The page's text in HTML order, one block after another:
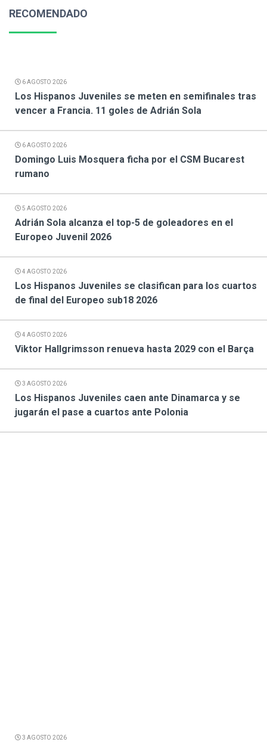
RECOMENDADO
6 AGOSTO 2026
Los Hispanos Juveniles se meten en semifinales tras
vencer a Francia. 11 goles de Adrián Sola
6 AGOSTO 2026
Domingo Luis Mosquera ficha por el CSM Bucarest
rumano
5 AGOSTO 2026
Adrián Sola alcanza el top-5 de goleadores en el
Europeo Juvenil 2026
4 AGOSTO 2026
Los Hispanos Juveniles se clasifican para los cuartos
de final del Europeo sub18 2026
4 AGOSTO 2026
Viktor Hallgrimsson renueva hasta 2029 con el Barça
3 AGOSTO 2026
Los Hispanos Juveniles caen ante Dinamarca y se
jugarán el pase a cuartos ante Polonia
3 AGOSTO 2026